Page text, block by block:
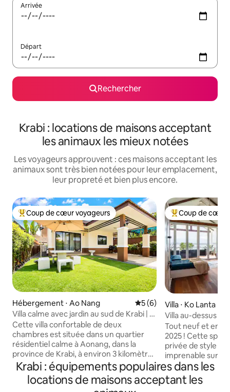
Arrivée
Départ
Rechercher
Krabi : locations de maisons acceptant
les animaux les mieux notées
Les voyageurs approuvent : ces maisons acceptant les
animaux sont très bien notées pour leur emplacement,
leur propreté et bien plus encore.
Coups de cœur voyageurs les plus appréciés
Coup de cœur voyageurs
Hébergement ⋅ Ao Nang Évaluation moyenne sur
5 (6)
Villa calme avec jardin au sud de Krabi | 2
chambres et 2 salles de bains | Entière
propriété à votre disposition
Cette villa confortable de deux
chambres est située dans un quartier
résidentiel calme à Aonang, dans la
province de Krabi, à environ 3 kilomètres
de la célèbre plage d'Ao Nang. La plage,
les restaurants, les cafés, les supérettes
et les marchés nocturnes sont tous à
Coups de cœur
Coup de cœur
Villa ⋅ Ko Lanta
Villa au-dessus
dans la vieille ville
Tout neuf et
2025 ! Cette spacieuse maison tropicale
privée de style
imprenable sur
parquets et un
tout l'espace.
occidentale
Krabi : équipements populaires dans les
locations de maisons acceptant les